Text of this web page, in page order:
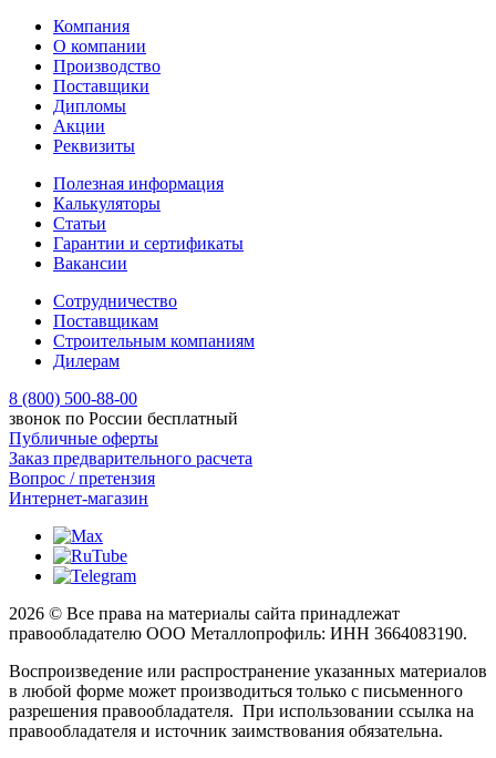
Компания
О компании
Производство
Поставщики
Дипломы
Акции
Реквизиты
Полезная информация
Калькуляторы
Статьи
Гарантии и сертификаты
Вакансии
Сотрудничество
Поставщикам
Строительным компаниям
Дилерам
8 (800) 500-88-00
звонок по России бесплатный
Публичные оферты
Заказ предварительного расчета
Вопрос / претензия
Интернет-магазин
2026 © Все права на материалы сайта принадлежат
правообладателю ООО Металлопрофиль: ИНН 3664083190.
Воспроизведение или распространение указанных материалов
в любой форме может производиться только с письменного
разрешения правообладателя. При использовании ссылка на
правообладателя и источник заимствования обязательна.